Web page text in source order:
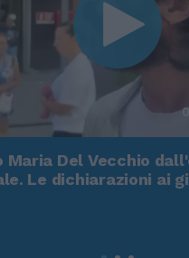
Maria Del Vecchio
Le dichiarazioni ai